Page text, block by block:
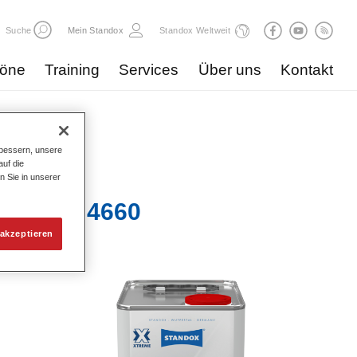
Suche Mein Standox Standox Weltweit
Training Services Über uns Kontakt
Härter 4660​
unsere
die
Sie in unserer